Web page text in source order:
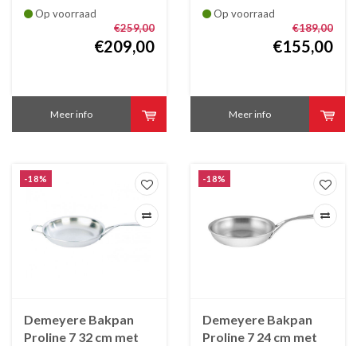
steel
Op voorraad
€259,00
€209,00
Meer info
steel
Op voorraad
€189,00
€155,00
Meer info
-18%
Demeyere Bakpan
Proline 7 32 cm met
-18%
Demeyere Bakpan
Proline 7 24 cm met